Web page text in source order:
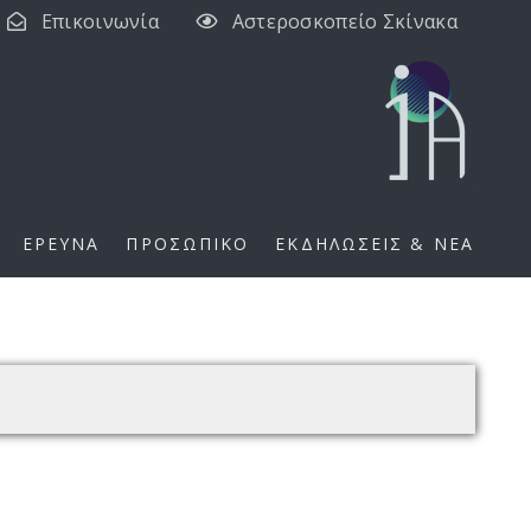
Επικοινωνία Αστεροσκοπείο Σκίνακα
ΕΡΕΥΝΑ ΠΡΟΣΩΠΙΚΟ ΕΚΔΗΛΩΣΕΙΣ & ΝΕΑ